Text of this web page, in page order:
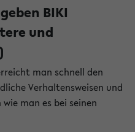
BIKI
und
man schnell den
Verhaltensweisen und
man es bei seinen